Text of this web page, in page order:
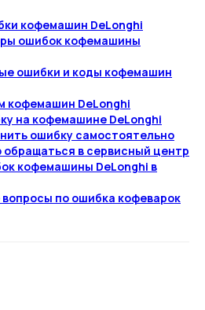
кофемашин DeLonghi
ошибок кофемашины
ошибки и коды кофемашин
кофемашин DeLonghi
на кофемашине DeLonghi
ошибку самостоятельно
обращаться в сервисный центр
кофемашины DeLonghi в
по ошибка кофеварок